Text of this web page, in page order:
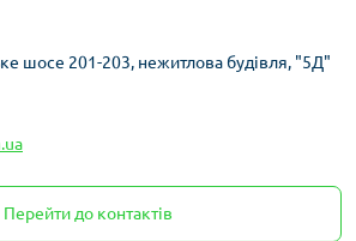
шосе 201-203, нежитлова будівля, "5Д"
Перейти до контактів